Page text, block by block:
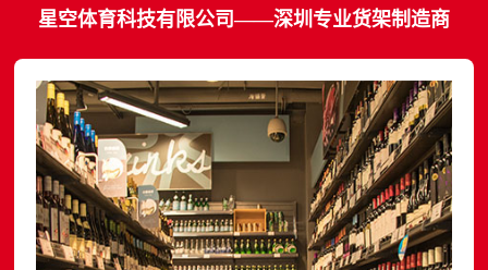
星空体育科技有限公司——深圳专业货架制造商